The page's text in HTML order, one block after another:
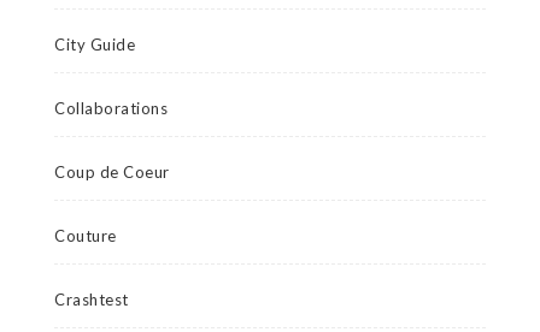
City Guide
Collaborations
Coup de Coeur
Couture
Crashtest